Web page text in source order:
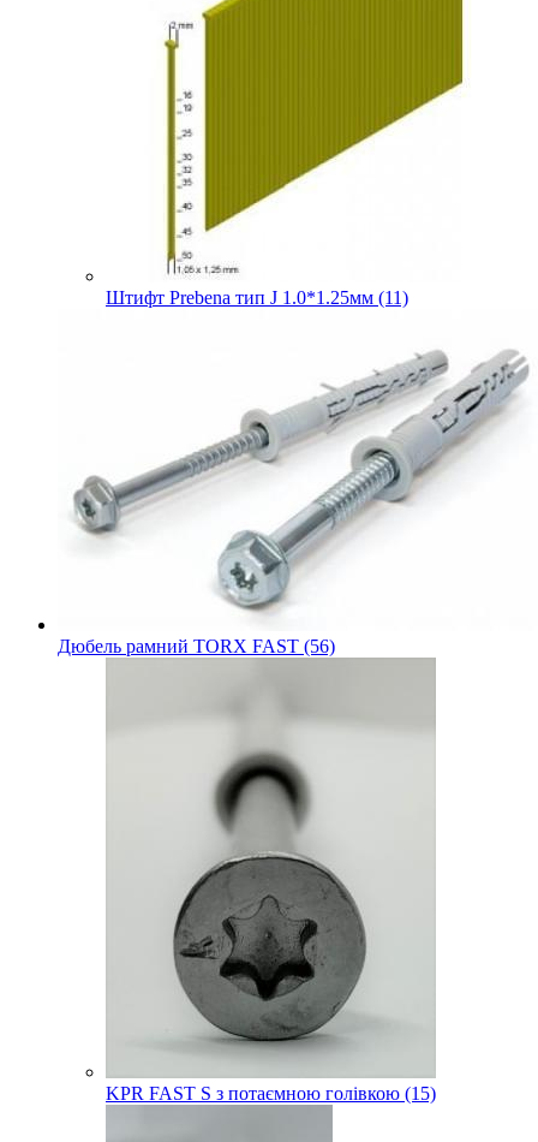
Штифт Prebena тип J 1.0*1.25мм (11)
Дюбель рамний TORX FAST (56)
KPR FAST S з потаємною голівкою (15)